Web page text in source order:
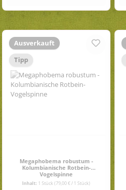
Ausverkauft
Tipp
Megaphobema robustum -
Kolumbianische Rotbein-
Vogelspinne
Inhalt: 1 Stück (79,00 € / 1 Stück)